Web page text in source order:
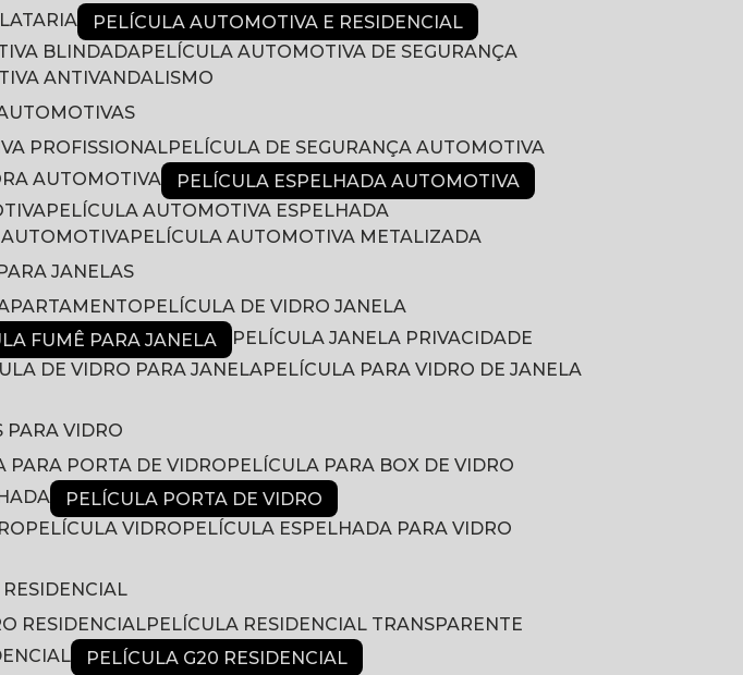
PELÍCULA AUTOMOTIVA E RESIDENCIAL
BLINDADA
PELÍCULA AUTOMOTIVA DE SEGURANÇA
ANTIVANDALISMO
PROFISSIONAL
PELÍCULA DE SEGURANÇA AUTOMOTIVA
AUTOMOTIVA
PELÍCULA ESPELHADA AUTOMOTIVA
PELÍCULA AUTOMOTIVA ESPELHADA
AUTOMOTIVA
PELÍCULA AUTOMOTIVA METALIZADA
JANELAS
PELÍCULA DE VIDRO JANELA
FUMÊ PARA JANELA
PELÍCULA JANELA PRIVACIDADE
DE VIDRO PARA JANELA
PELÍCULA PARA VIDRO DE JANELA
PARA VIDRO
PARA PORTA DE VIDRO
PELÍCULA PARA BOX DE VIDRO
PELÍCULA PORTA DE VIDRO
PELÍCULA VIDRO
PELÍCULA ESPELHADA PARA VIDRO
RESIDENCIAL
RESIDENCIAL
PELÍCULA RESIDENCIAL TRANSPARENTE
PELÍCULA G20 RESIDENCIAL